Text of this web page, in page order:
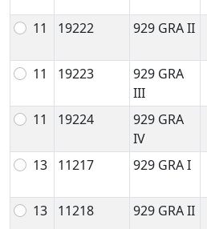
11 19222 929 GRA II
11 19223
929 GRA
III
11
19224
929 GRA
IV
13
11217 929 GRA I
13 11218 929 GRA II